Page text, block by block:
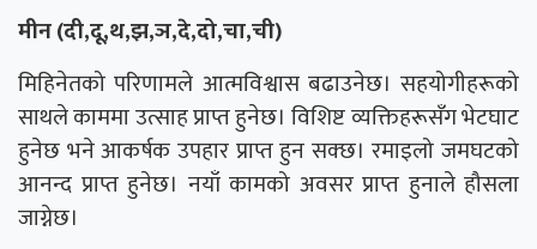
मीन (दी,दू,थ,झ,ञ,दे,दो,चा,ची)
मिहिनेतको परिणामले आत्मविश्वास बढाउनेछ। सहयोगीहरूको
साथले काममा उत्साह प्राप्त हुनेछ। विशिष्ट व्यक्तिहरूसँग भेटघाट
हुनेछ भने आकर्षक उपहार प्राप्त हुन सक्छ। रमाइलो जमघटको
आनन्द प्राप्त हुनेछ। नयाँ कामको अवसर प्राप्त हुनाले हौसला
जाग्नेछ।